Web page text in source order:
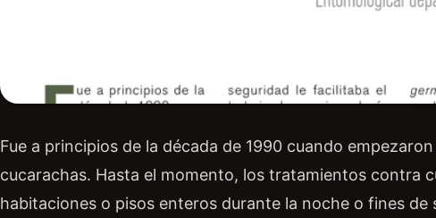
Fue a principios de la década de 1990 cuando
cucarachas. Hasta el momento, los tratamientos contra
habitaciones o pisos enteros durante la noche o fines de